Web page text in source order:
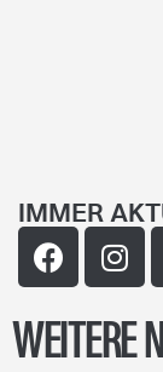
IMMER
WEITERE